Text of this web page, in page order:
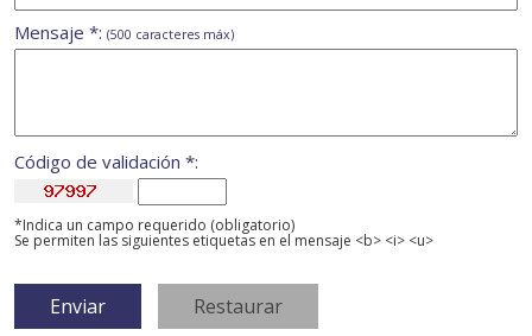
Mensaje *: (500 caracteres máx)
Código de validación *:
*Indica un campo requerido (obligatorio)
Se permiten las siguientes etiquetas en el mensaje <b> <i> <u>